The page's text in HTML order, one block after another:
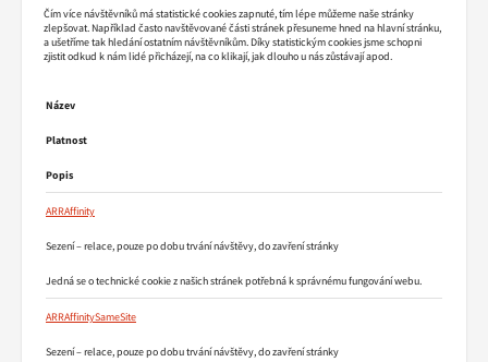
Čím více návštěvníků má statistické cookies zapnuté, tím lépe můžeme naše stránky
zlepšovat. Například často navštěvované části stránek přesuneme hned na hlavní stránku,
a ušetříme tak hledání ostatním návštěvníkům. Díky statistickým cookies jsme schopni
zjistit odkud k nám lidé přicházejí, na co klikají, jak dlouho u nás zůstávají apod.
Název
Platnost
Popis
ARRAffinity
Sezení – relace, pouze po dobu trvání návštěvy, do zavření stránky
Jedná se o technické cookie z našich stránek potřebná k správnému fungování webu.
ARRAffinitySameSite
Sezení – relace, pouze po dobu trvání návštěvy, do zavření stránky